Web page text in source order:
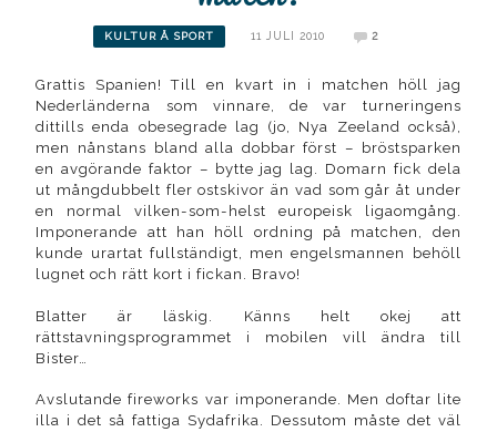
KULTUR Å SPORT 11 JULI 2010 2
Grattis Spanien! Till en kvart in i matchen höll jag
Nederländerna som vinnare, de var turneringens
dittills enda obesegrade lag (jo, Nya Zeeland också),
men nånstans bland alla dobbar först – bröstsparken
en avgörande faktor – bytte jag lag. Domarn fick dela
ut mångdubbelt fler ostskivor än vad som går åt under
en normal vilken-som-helst europeisk ligaomgång.
Imponerande att han höll ordning på matchen, den
kunde urartat fullständigt, men engelsmannen behöll
lugnet och rätt kort i fickan. Bravo!
Blatter är läskig. Känns helt okej att
rättstavningsprogrammet i mobilen vill ändra till
Bister…
Avslutande fireworks var imponerande. Men doftar lite
illa i det så fattiga Sydafrika. Dessutom måste det väl